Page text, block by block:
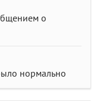
о
нормально